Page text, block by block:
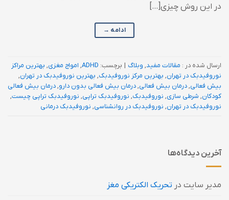
در این روش چیزی[…]
ادامه →
ارسال شده در : مقالات مفید, وبلاگ | برچسب: ADHD
, امواج مغزی, بهترین مراکز
نوروفیدبک در تهران, بهترین مرکز نوروفیدبک, بهترین نوروفیدبک در تهران,
بیش فعالی,درمان بیش فعالی,درمان بیش فعالی بدون دارو,درمان بیش فعالی
کودکان, شرطی سازی, نوروفیدبک, نوروفیدبک تراپی, نوروفیدبک تراپی چیست,
نوروفیدبک در تهران, نوروفیدبک در روانشناسی, نوروفیدبک درمانی
آخرین دیدگاه‌ها
مدیر سایت در تحریک الکتریکی مغز